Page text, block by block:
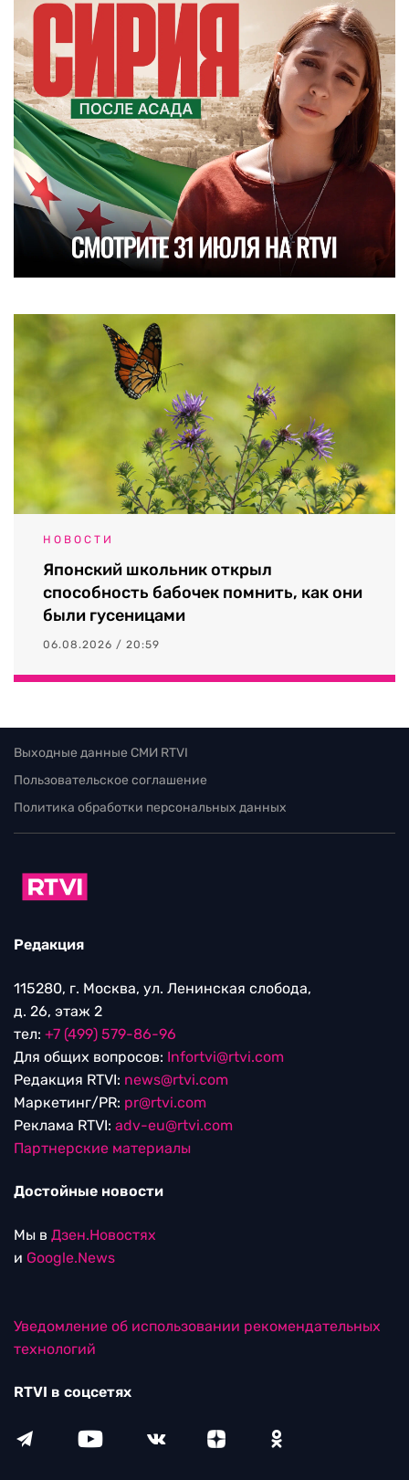
НОВОСТИ
Японский школьник открыл
способность бабочек помнить, как они
были гусеницами
06.08.2026 / 20:59
Выходные данные СМИ RTVI
Пользовательское соглашение
Политика обработки персональных данных
Редакция
115280, г. Москва, ул. Ленинская слобода,
д. 26, этаж 2
тел: +7 (499) 579-86-96
Для общих вопросов: Infortvi@rtvi.com
Редакция RTVI: news@rtvi.com
Маркетинг/PR: pr@rtvi.com
Реклама RTVI: adv-eu@rtvi.com
Партнерские материалы
Достойные новости
Мы в Дзен.Новостях
и Google.News
Уведомление об использовании рекомендательных
технологий
RTVI в соцсетях